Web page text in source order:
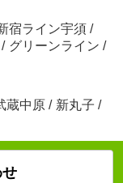
宿ライン宇須 /
/ グリーンライン /
蔵中原 / 新丸子 /